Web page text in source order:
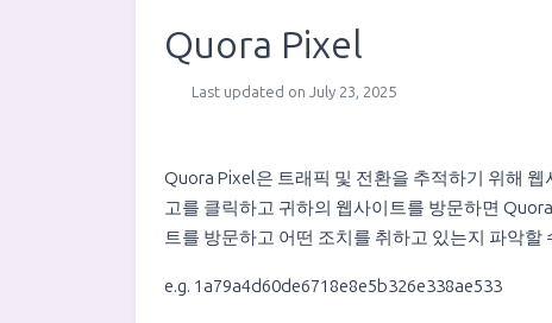
Quora Pixel
Last updated on July 23, 2025
Quora Pixel은 트래픽 및 전환을 추적하기 위해
고를 클릭하고 귀하의 웹사이트를 방문하면
트를 방문하고 어떤 조치를 취하고 있는지 파악할
e.g. 1a79a4d60de6718e8e5b326e338ae533